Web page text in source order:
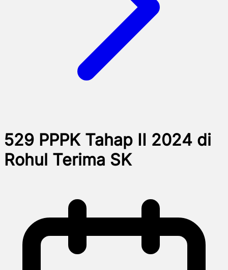
529 PPPK Tahap II 2024 di
Rohul Terima SK